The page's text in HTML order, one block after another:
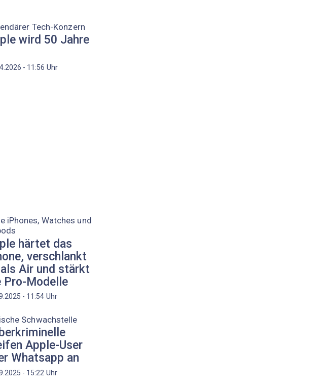
Tech-Konzern
wird 50 Jahre
- 11:56 Uhr
iPhones, Watches und
härtet das
verschlankt
Air und stärkt
Pro-Modelle
- 11:54 Uhr
Schwachstelle
Apple-User
Whatsapp an
- 15:22 Uhr